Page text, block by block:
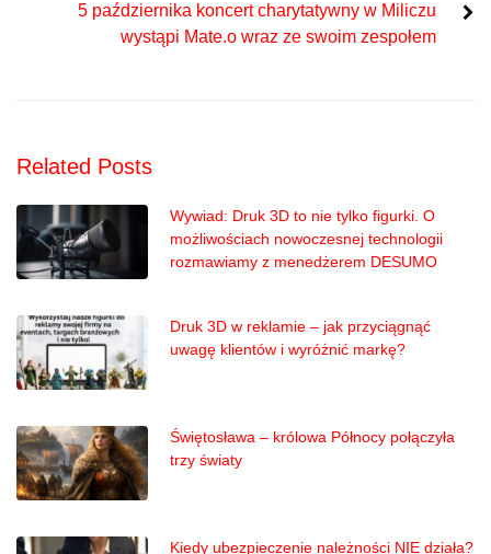
5 października koncert charytatywny w Miliczu
wystąpi Mate.o wraz ze swoim zespołem
Related Posts
Wywiad: Druk 3D to nie tylko figurki. O
możliwościach nowoczesnej technologii
rozmawiamy z menedżerem DESUMO
Druk 3D w reklamie – jak przyciągnąć
uwagę klientów i wyróżnić markę?
Świętosława – królowa Północy połączyła
trzy światy
Kiedy ubezpieczenie należności NIE działa?